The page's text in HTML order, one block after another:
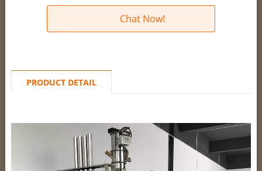
Chat Now!
PRODUCT DETAIL